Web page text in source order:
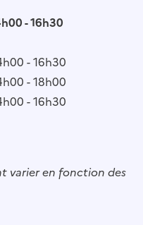
- 16h30
- 16h30
- 18h00
- 16h30
varier en fonction des